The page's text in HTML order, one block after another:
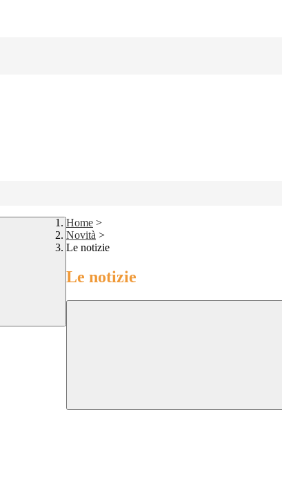
Home >
Novità >
Le notizie
Le notizie